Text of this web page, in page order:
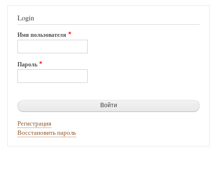
Login
Имя пользователя
Пароль
Регистрация
Восстановить пароль